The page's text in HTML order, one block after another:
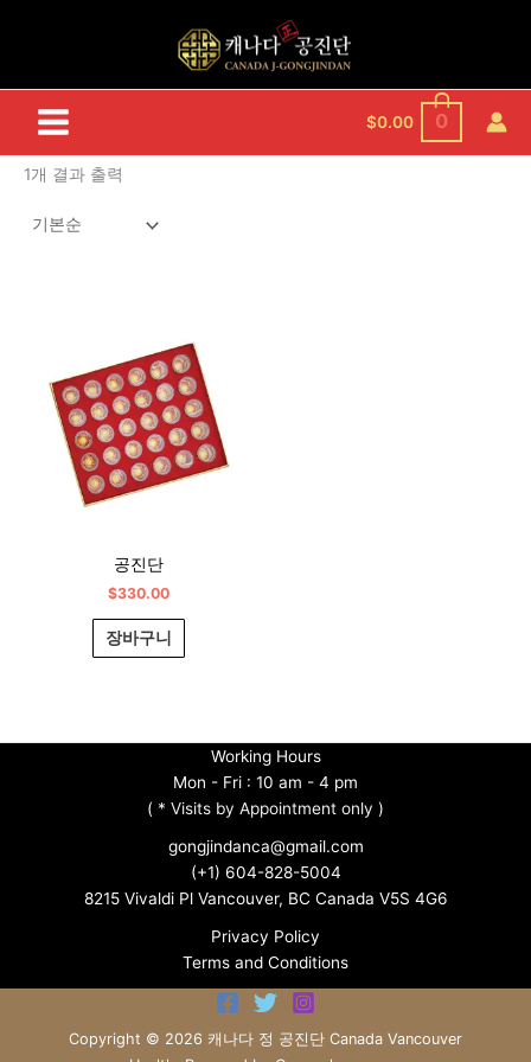
로
$0.00 0
1개 결과 출력
공진단
$330.00
장바구니
Working Hours
Mon - Fri : 10 am - 4 pm
( * Visits by Appointment only )
gongjindanca@gmail.com
(+1) 604-828-5004
8215 Vivaldi Pl Vancouver, BC Canada V5S 4G6
Privacy Policy
Terms and Conditions
Copyright © 2026 캐나다 정 공진단 Canada Vancouver